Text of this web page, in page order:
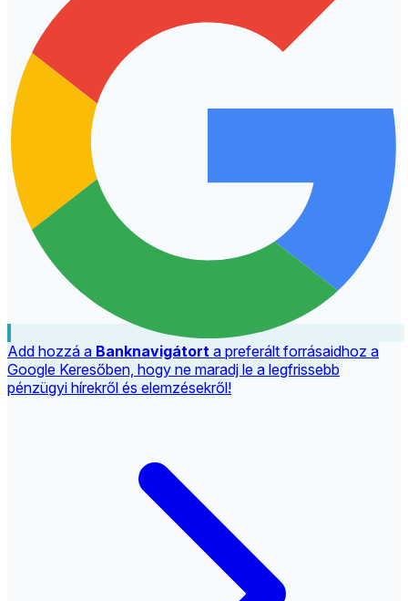
Add hozzá a Banknavigátort a preferált forrásaidhoz a
Google Keresőben, hogy ne maradj le a legfrissebb
pénzügyi hírekről és elemzésekről!